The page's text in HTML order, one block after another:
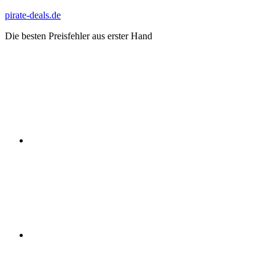
Zum
springen
pirate-deals.de
Die besten Preisfehler aus erster Hand